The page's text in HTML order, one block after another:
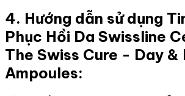
4. Hướng dẫn sử dụng
Phục Hồi Da Swissline
The Swiss Cure - Day &
Ampoules: